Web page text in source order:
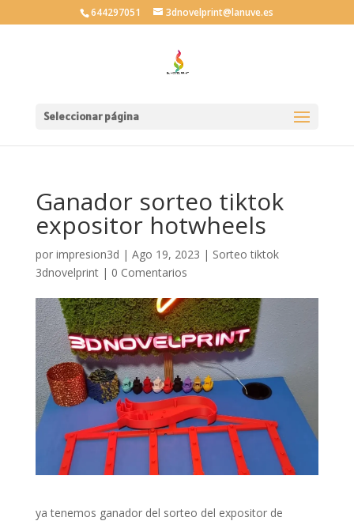
644297051 3dnovelprint@lanuve.es
Seleccionar página
Ganador sorteo tiktok
expositor hotwheels
por impresion3d | Ago 19, 2023 | Sorteo tiktok
3dnovelprint| 0 Comentarios
ya tenemos ganador del sorteo del expositor de